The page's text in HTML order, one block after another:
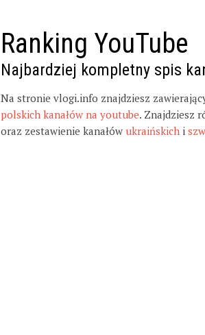
Ranking YouTube
Najbardziej kompletny spis
Na stronie vlogi.info znajdziesz
polskich kanałów na youtube. Znajdziesz
oraz zestawienie kanałów ukraińskich i